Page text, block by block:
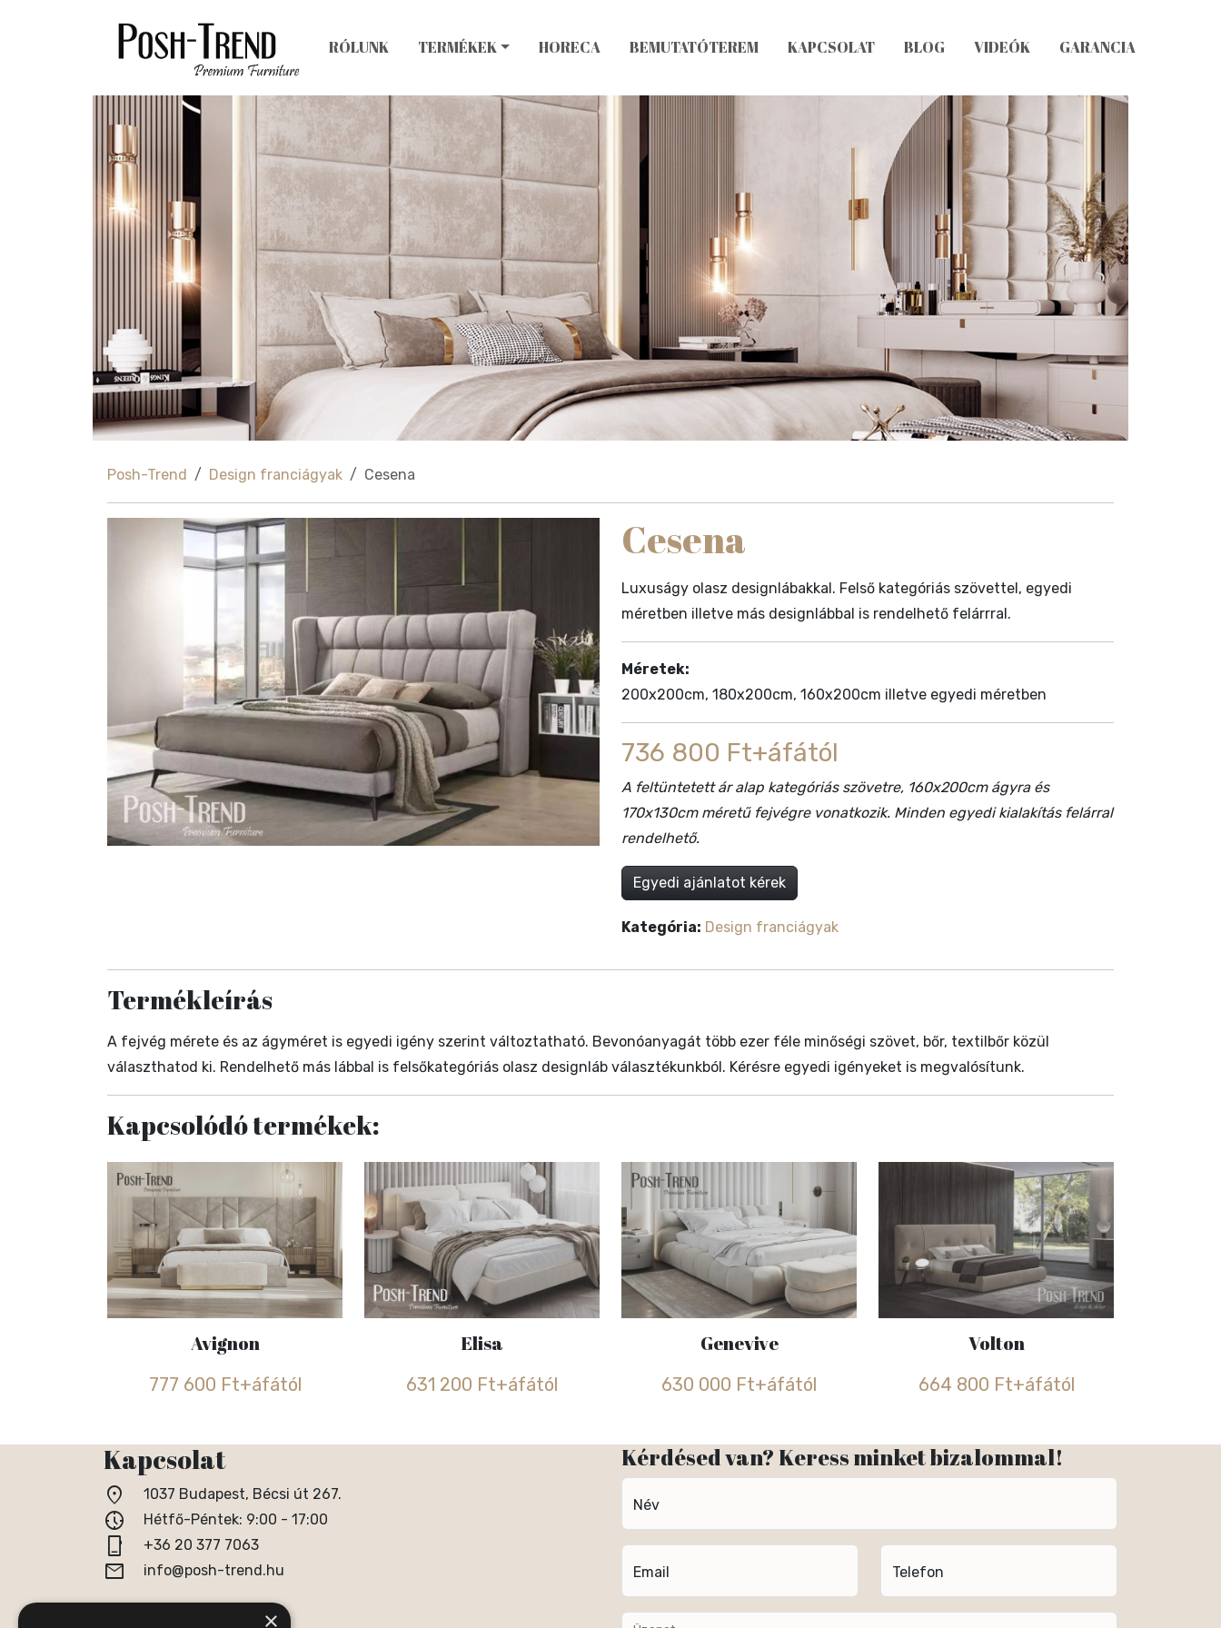
RÓLUNK TERMÉKEK HORECA BEMUTATÓTEREM KAPCSOLAT BLOG VIDEÓK GARANCIA
Posh-Trend Design franciágyak Cesena
Cesena
Luxuságy olasz designlábakkal. Felső kategóriás szövettel, egyedi
méretben illetve más designlábbal is rendelhető felárrral.
Méretek:
200x200cm, 180x200cm, 160x200cm illetve egyedi méretben
736 800 Ft+áfától
A feltüntetett ár alap kategóriás szövetre, 160x200cm ágyra és
170x130cm méretű fejvégre vonatkozik. Minden egyedi kialakítás felárral
rendelhető.
Egyedi ajánlatot kérek
Kategória: Design franciágyak
Termékleírás
A fejvég mérete és az ágyméret is egyedi igény szerint változtatható. Bevonóanyagát több ezer féle minőségi szövet, bőr, textilbőr közül
választhatod ki. Rendelhető más lábbal is felsőkategóriás olasz designláb választékunkból. Kérésre egyedi igényeket is megvalósítunk.
Kapcsolódó termékek:
Avignon
777 600 Ft+áfától
Elisa
631 200 Ft+áfától
Genevive
630 000 Ft+áfától
Volton
664 800 Ft+áfától
Kapcsolat
location_on 1037 Budapest, Bécsi út 267.
nest_clock_farsight_analog Hétfő-Péntek: 9:00 - 17:00
phone_iphone +36 20 377 7063
email info@posh-trend.hu
Kérdésed van? Keress minket bizalommal!
Név
Email Telefon
×